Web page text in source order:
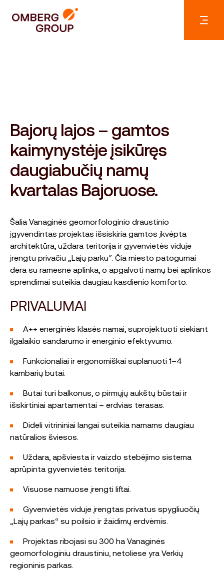
Bajorų lajos – gamtos
kaimynystėje įsikūręs
daugiabučių namų
kvartalas Bajoruose.
Šalia Vanaginės geomorfologinio draustinio
įgyvendintas projektas išsiskiria gamtos įkvėpta
architektūra, uždara teritorija ir gyvenvietės viduje
įrengtu privačiu „Lajų parku“. Čia miesto patogumai
dera su ramesne aplinka, o apgalvoti namų bei aplinkos
sprendimai suteikia daugiau kasdienio komforto.
PRIVALUMAI
A++ energinės klasės namai, suprojektuoti siekiant
ilgalaikio sandarumo ir energinio efektyvumo.
Funkcionaliai ir ergonomiškai suplanuoti 1–4
kambarių butai.
Butai turi balkonus, o pirmųjų aukštų būstai ir
išskirtiniai apartamentai – erdvias terasas.
Dideli vitrininiai langai suteikia namams daugiau
natūralios šviesos.
Uždara, apšviesta ir vaizdo stebėjimo sistema
aprūpinta gyvenvietės teritorija.
Visuose namuose įrengti liftai.
Gyvenvietės viduje įrengtas privatus spygliuočių
„Lajų parkas“ su poilsio ir žaidimų erdvėmis.
Projektas ribojasi su 300 ha Vanaginės
geomorfologiniu draustiniu, netoliese yra Verkių
regioninis parkas.